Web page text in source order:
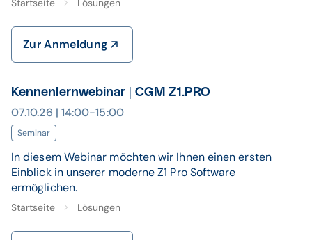
Startseite Lösungen
Zur Anmeldung
Kennenlernwebinar | CGM Z1.PRO
07.10.26 | 14:00-15:00
Seminar
In diesem Webinar möchten wir Ihnen einen ersten
Einblick in unserer moderne Z1 Pro Software
ermöglichen.
Startseite Lösungen